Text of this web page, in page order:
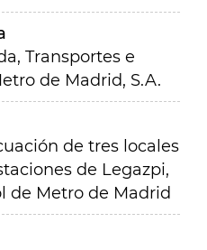
Transportes e
de Madrid, S.A.
de tres locales
de Legazpi,
de Metro de Madrid